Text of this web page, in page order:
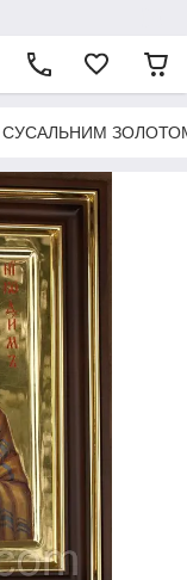
ЗОЛОТОМ